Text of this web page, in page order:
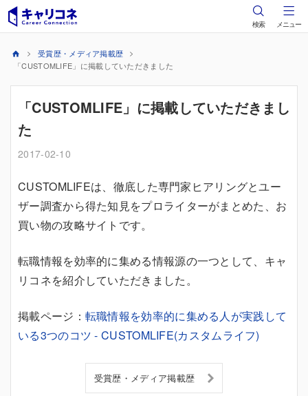
検索 メニュー
受賞歴・メディア掲載歴
「CUSTOMLIFE」に掲載していただきました
「CUSTOMLIFE」に掲載していただきまし
た
2017-02-10
CUSTOMLIFEは、徹底した専門家ヒアリングとユー
ザー調査から得た知見をプロライターがまとめた、お
買い物の攻略サイトです。
転職情報を効率的に集める情報源の一つとして、キャ
リコネを紹介していただきました。
掲載ページ： 転職情報を効率的に集める人が実践して
いる3つのコツ - CUSTOMLIFE(カスタムライフ)
受賞歴・メディア掲載歴